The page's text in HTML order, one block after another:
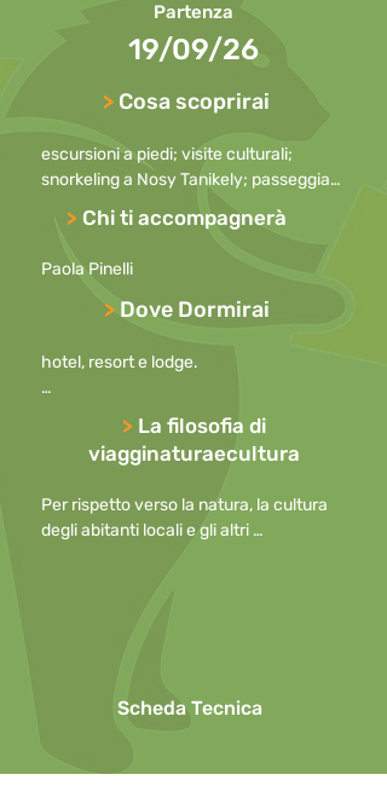
Partenza
19/09/26
> Cosa scoprirai
escursioni a piedi; visite culturali;
snorkeling a Nosy Tanikely; passeggiata
sugli Tsingy Rouge; ricerca degli animali
nei parchi; visite alle isole disabitate
nell’Oceano Indiano.
> Chi ti accompagnerà
Paola Pinelli
> Dove Dormirai
hotel, resort e lodge.
Il nostro resort a Nosy Be: PALM BEACH
NOSY BE RESORT & SPA
durante il tour:
Ambilobe: Kozobe Hotel
> La filosofia di
viagginaturaecultura
Per rispetto verso la natura, la cultura
degli abitanti locali e gli altri
Per questioni di sicurezza l’uso di
Scheda Tecnica